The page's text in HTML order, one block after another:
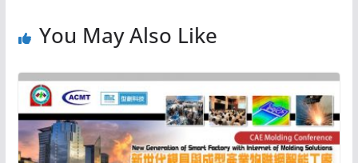
You May Also Like